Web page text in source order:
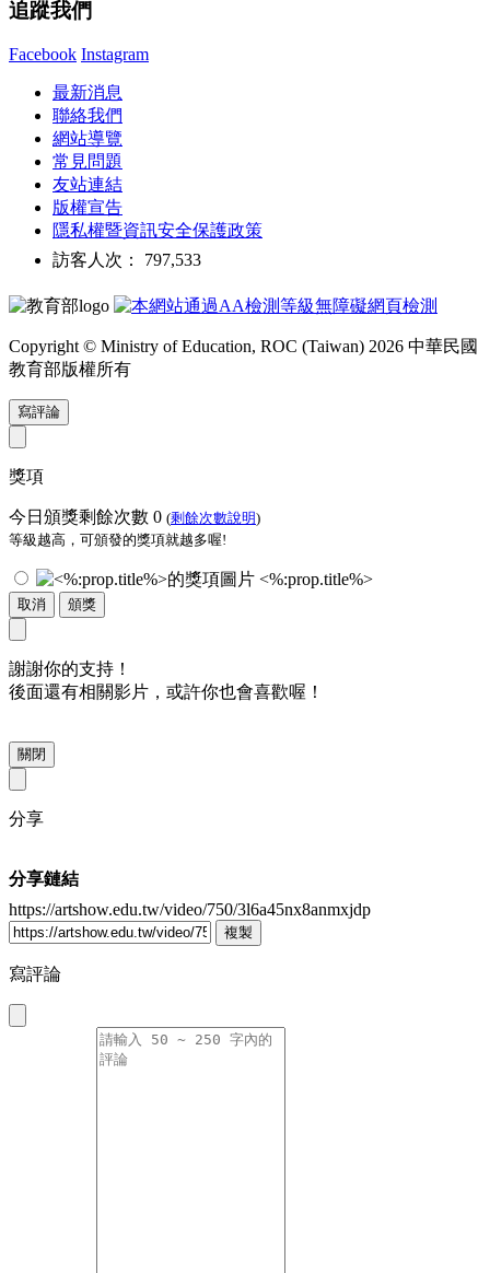
追蹤我們
Facebook Instagram
最新消息
聯絡我們
網站導覽
常見問題
友站連結
版權宣告
隱私權暨資訊安全保護政策
訪客人次： 797,533
Copyright © Ministry of Education, ROC (Taiwan) 2026 中華民國
教育部版權所有
寫評論
獎項
今日頒獎剩餘次數 0 (剩餘次數說明)
等級越高，可頒發的獎項就越多喔!
<%:prop.title%>
取消 頒獎
謝謝你的支持！
後面還有相關影片，或許你也會喜歡喔！
關閉
分享
分享鏈結
https://artshow.edu.tw/video/750/3l6a45nx8anmxjdp
複製
寫評論